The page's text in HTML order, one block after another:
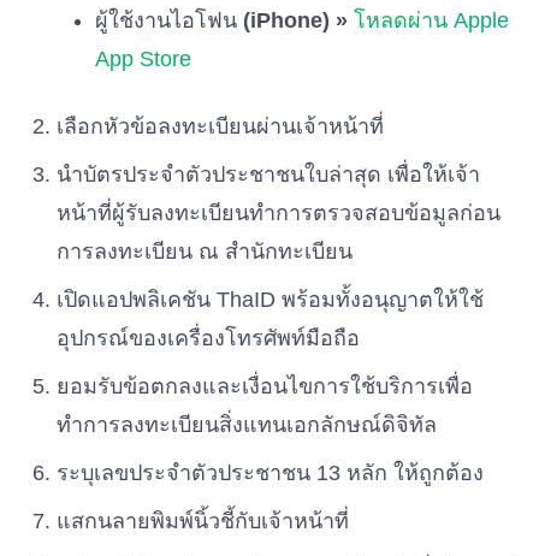
เบอร์ 58 พรรคสังคมประชาธิปไตยไทย
เบอร์ 59 พรรคช่วยชาติ
พรรคความหวังใหม่
เบอร์ 61 พรรคคลองไทย
เบอร์ 62 พรรคพลังไทยรักชาติ
เบอร์ 63 พรรคประชากรไทย
ผู้ใช้งานไอโฟน (iPhone) » โหลดผ่าน Apple
App Store
เลือกหัวข้อลงทะเบียนผ่านเจ้าหน้าที่
นำบัตรประจำตัวประชาชนใบล่าสุด เพื่อให้เจ้า
หน้าที่ผู้รับลงทะเบียนทำการตรวจสอบข้อมูลก่อน
การลงทะเบียน ณ สำนักทะเบียน
เปิดแอปพลิเคชัน ThaID พร้อมทั้งอนุญาตให้ใช้
อุปกรณ์ของเครื่องโทรศัพท์มือถือ
ยอมรับข้อตกลงและเงื่อนไขการใช้บริการเพื่อ
ทำการลงทะเบียนสิ่งแทนเอกลักษณ์ดิจิทัล
ระบุเลขประจำตัวประชาชน 13 หลัก ให้ถูกต้อง
แสกนลายพิมพ์นิ้วชี้กับเจ้าหน้าที่